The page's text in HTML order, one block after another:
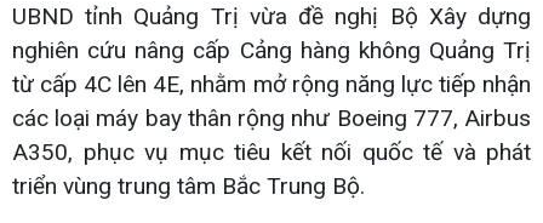
UBND tỉnh Quảng Trị vừa đề nghị Bộ Xây dựng
nghiên cứu nâng cấp Cảng hàng không Quảng Trị
từ cấp 4C lên 4E, nhằm mở rộng năng lực tiếp nhận
các loại máy bay thân rộng như Boeing 777, Airbus
A350, phục vụ mục tiêu kết nối quốc tế và phát
triển vùng trung tâm Bắc Trung Bộ.